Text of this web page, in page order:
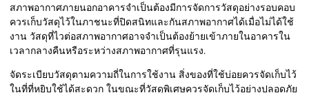
สภาพอากาศภายนอกอาคารจำเป็นต้องมีการจัดการวัสดุอย่างรอบคอบ
ควรเก็บวัสดุไว้ในภาชนะที่ปิดสนิทและกันสภาพอากาศได้เมื่อไม่ได้ใช้
งาน วัสดุที่ไวต่อสภาพอากาศอาจจำเป็นต้องย้ายเข้าภายในอาคารใน
เวลากลางคืนหรือระหว่างสภาพอากาศที่รุนแรง.
จัดระเบียบวัสดุตามความถี่ในการใช้งาน สิ่งของที่ใช้บ่อยควรจัดเก็บไว้
ในที่ที่หยิบใช้ได้สะดวก ในขณะที่วัสดุพิเศษควรจัดเก็บไว้อย่างปลอดภัย